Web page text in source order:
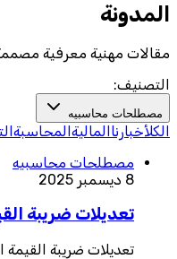
المدونة
مقالات مهنية معرفية
التصنيف:
مصطلحات محاسبيه
الكلأخبارناالماليةالمحاسبة
مصطلحات محاسبيه
8 ديسمبر 2025
تعديلات ضريبة
تعديلات ضريبة القيمة